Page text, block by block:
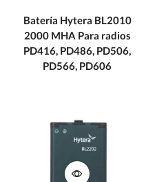
Batería Hytera BL2010
2000 MHA Para radios
PD416, PD486, PD506,
PD566, PD606